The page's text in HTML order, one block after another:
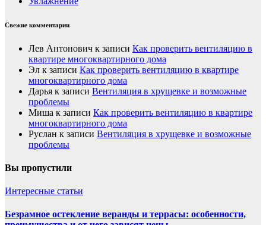
Свежие комментарии
Лев Антонович к записи Как проверить вентиляцию в
квартире многоквартирного дома
Эл к записи Как проверить вентиляцию в квартире
многоквартирного дома
Дарья к записи Вентиляция в хрущевке и возможные
проблемы
Миша к записи Как проверить вентиляцию в квартире
многоквартирного дома
Руслан к записи Вентиляция в хрущевке и возможные
проблемы
Вы пропустили
Интересные статьи
Безрамное остекление веранды и террасы: особенности,